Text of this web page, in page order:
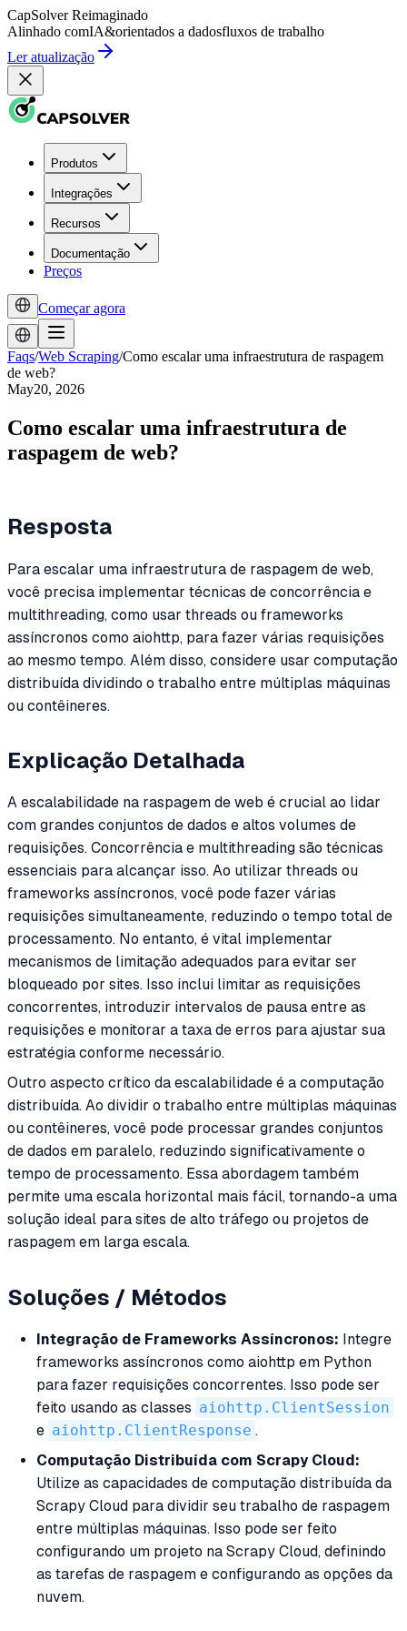
CapSolver Reimaginado
Alinhado comIA&orientados a dadosfluxos de trabalho
Ler atualização
Produtos
Integrações
Recursos
Documentação
Preços
Começar agora
Faqs/Web Scraping/Como escalar uma infraestrutura de raspagem
de web?
May20, 2026
Como escalar uma infraestrutura de
raspagem de web?
Resposta
Para escalar uma infraestrutura de raspagem de web,
você precisa implementar técnicas de concorrência e
multithreading, como usar threads ou frameworks
assíncronos como aiohttp, para fazer várias requisições
ao mesmo tempo. Além disso, considere usar computação
distribuída dividindo o trabalho entre múltiplas máquinas
ou contêineres.
Explicação Detalhada
A escalabilidade na raspagem de web é crucial ao lidar
com grandes conjuntos de dados e altos volumes de
requisições. Concorrência e multithreading são técnicas
essenciais para alcançar isso. Ao utilizar threads ou
frameworks assíncronos, você pode fazer várias
requisições simultaneamente, reduzindo o tempo total de
processamento. No entanto, é vital implementar
mecanismos de limitação adequados para evitar ser
bloqueado por sites. Isso inclui limitar as requisições
concorrentes, introduzir intervalos de pausa entre as
requisições e monitorar a taxa de erros para ajustar sua
estratégia conforme necessário.
Outro aspecto crítico da escalabilidade é a computação
distribuída. Ao dividir o trabalho entre múltiplas máquinas
ou contêineres, você pode processar grandes conjuntos
de dados em paralelo, reduzindo significativamente o
tempo de processamento. Essa abordagem também
permite uma escala horizontal mais fácil, tornando-a uma
solução ideal para sites de alto tráfego ou projetos de
raspagem em larga escala.
Soluções / Métodos
Integração de Frameworks Assíncronos: Integre
frameworks assíncronos como aiohttp em Python
para fazer requisições concorrentes. Isso pode ser
feito usando as classes aiohttp.ClientSession
e aiohttp.ClientResponse .
Computação Distribuída com Scrapy Cloud:
Utilize as capacidades de computação distribuída da
Scrapy Cloud para dividir seu trabalho de raspagem
entre múltiplas máquinas. Isso pode ser feito
configurando um projeto na Scrapy Cloud, definindo
as tarefas de raspagem e configurando as opções da
nuvem.